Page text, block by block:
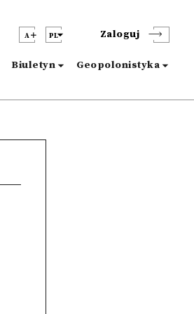
A PL Zaloguj
Biuletyn Geopolonistyka